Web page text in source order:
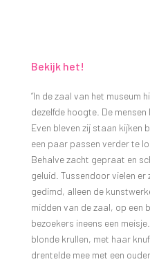
Bekijk het!
“In de zaal van het museum
dezelfde hoogte. De
Even bleven zij staan kijken
een paar passen verder te
Behalve zacht gepraat en
geluid. Tussendoor vielen
gedimd, alleen de
midden van de zaal, op een
bezoekers ineens een
blonde krullen, met haar
drentelde mee met een